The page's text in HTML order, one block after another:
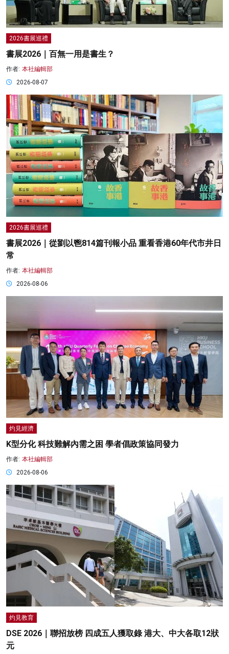
2026書展巡禮
書展2026｜百無一用是書生？
作者: 本社編輯部
2026-08-07
2026書展巡禮
書展2026｜從劉以鬯814篇刊報小品 重看香港60年代市井日
常
作者: 本社編輯部
2026-08-06
灼見經濟
K型分化 科技難解內需之困 學者倡政策協同發力
作者: 本社編輯部
2026-08-06
灼見教育
DSE 2026｜聯招放榜 四成五人獲取錄 港大、中大各取12狀
元